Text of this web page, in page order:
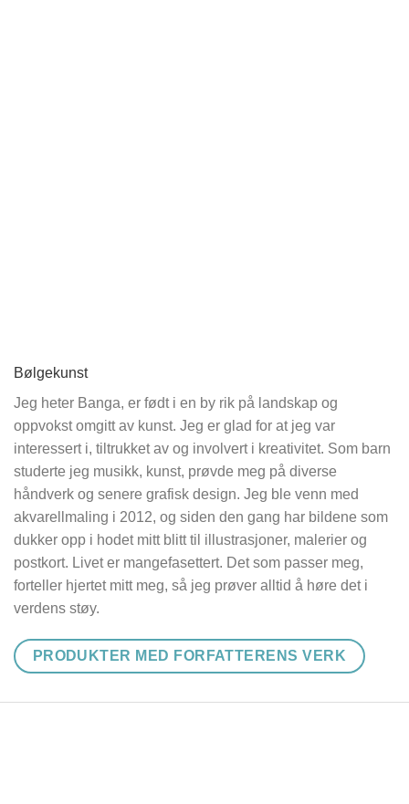
Bølgekunst
Jeg heter Banga, er født i en by rik på landskap og
oppvokst omgitt av kunst. Jeg er glad for at jeg var
interessert i, tiltrukket av og involvert i kreativitet. Som barn
studerte jeg musikk, kunst, prøvde meg på diverse
håndverk og senere grafisk design. Jeg ble venn med
akvarellmaling i 2012, og siden den gang har bildene som
dukker opp i hodet mitt blitt til illustrasjoner, malerier og
postkort. Livet er mangefasettert. Det som passer meg,
forteller hjertet mitt meg, så jeg prøver alltid å høre det i
verdens støy.
PRODUKTER MED FORFATTERENS VERK